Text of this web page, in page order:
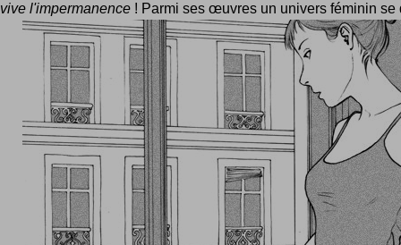
vive l'impermanence ! Parmi ses œuvres un univers féminin se